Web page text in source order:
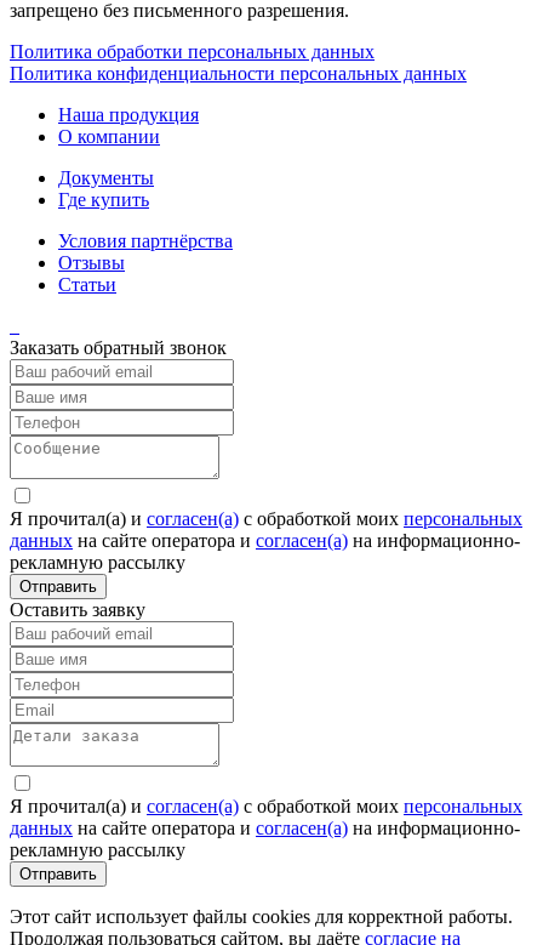
запрещено без письменного разрешения.
Политика обработки персональных данных
Политика конфиденциальности персональных данных
Наша продукция
О компании
Документы
Где купить
Условия партнёрства
Отзывы
Статьи
Заказать обратный звонок
Я прочитал(а) и согласен(а) c обработкой моих персональных
данных на сайте оператора и согласен(а) на информационно-
рекламную рассылку
Отправить
Оставить заявку
Я прочитал(а) и согласен(а) c обработкой моих персональных
данных на сайте оператора и согласен(а) на информационно-
рекламную рассылку
Отправить
Этот сайт использует файлы cookies для корректной работы.
Продолжая пользоваться сайтом, вы даёте согласие на